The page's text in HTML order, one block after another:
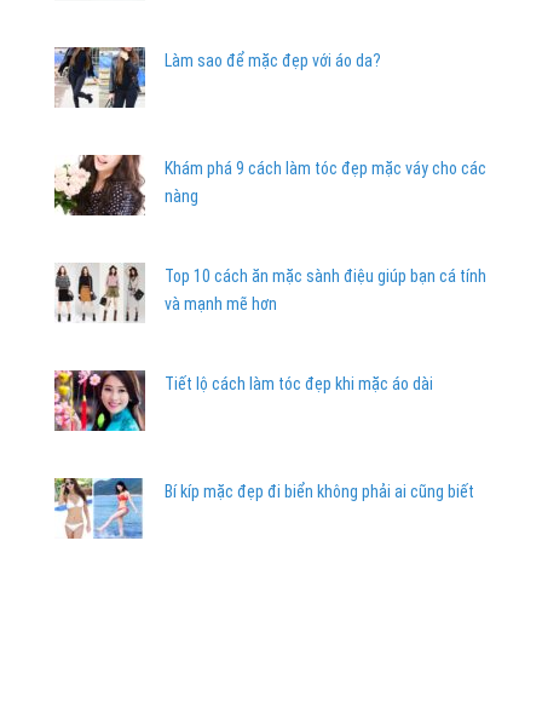
Làm sao để mặc đẹp với áo da?
Khám phá 9 cách làm tóc đẹp mặc váy cho các
nàng
Top 10 cách ăn mặc sành điệu giúp bạn cá tính
và mạnh mẽ hơn
Tiết lộ cách làm tóc đẹp khi mặc áo dài
Bí kíp mặc đẹp đi biển không phải ai cũng biết